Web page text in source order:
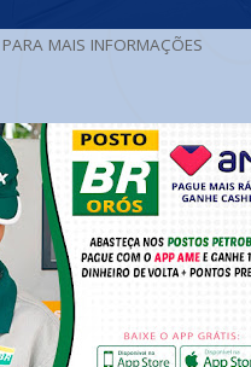
MAIS INFORMAÇÕES